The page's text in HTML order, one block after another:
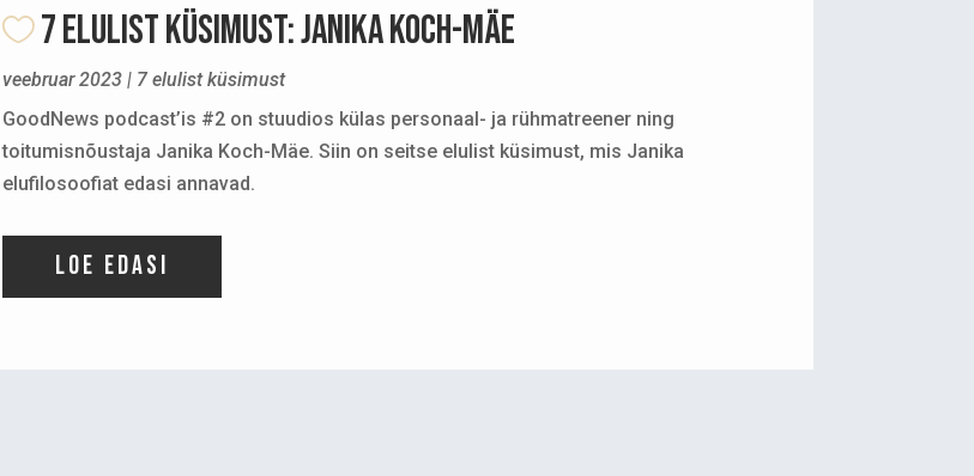
7 ELULIST KÜSIMUST: Janika Koch-Mäe
veebruar 2023| 7 elulist küsimust
GoodNews podcast’is #2 on stuudios külas personaal- ja rühmatreener ning
toitumisnõustaja Janika Koch-Mäe. Siin on seitse elulist küsimust, mis Janika
elufilosoofiat edasi annavad.
Loe edasi